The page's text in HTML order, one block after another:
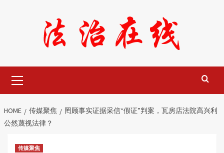
Menu
HOME 传媒聚焦
罔顾事实证据采信“假证”判案，瓦房店法院高兴利
公然蔑视法律？
传媒聚焦